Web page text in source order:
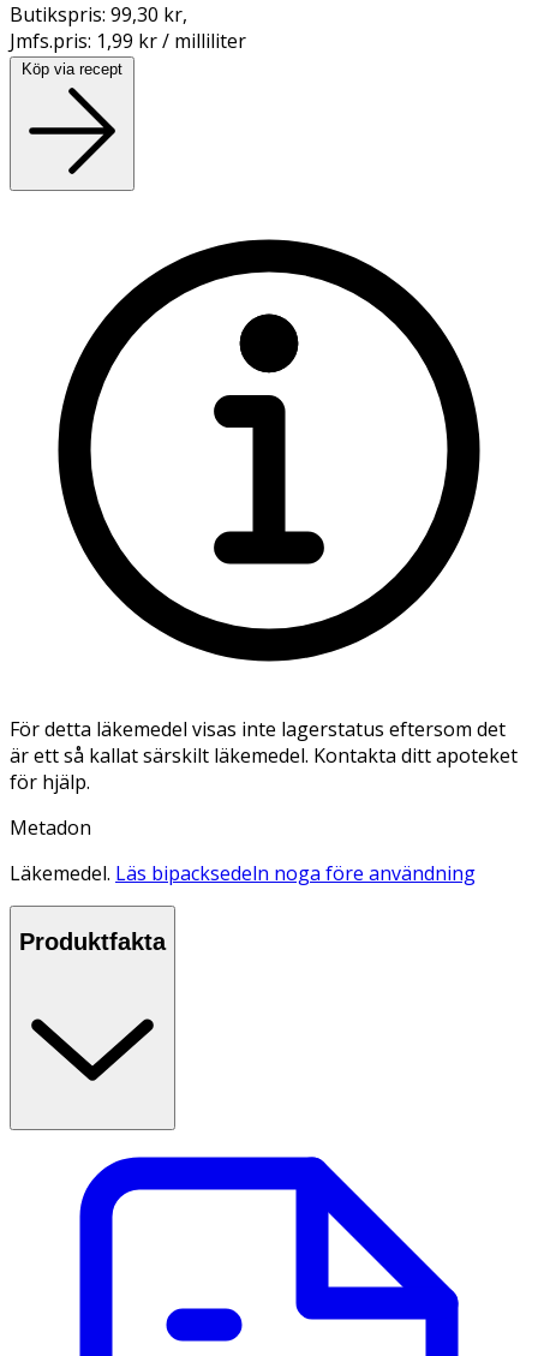
Butikspris: 99,30 kr,
Jmfs.pris: 1,99 kr / milliliter
Köp via recept
För detta läkemedel visas inte lagerstatus eftersom det
är ett så kallat särskilt läkemedel. Kontakta ditt apoteket
för hjälp.
Metadon
Läkemedel. Läs bipacksedeln noga före användning
Produktfakta